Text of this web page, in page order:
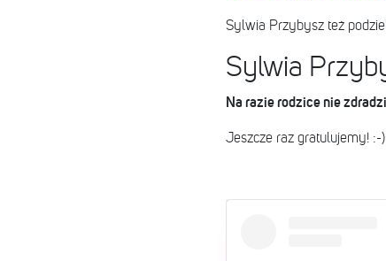
Sylwia Przybysz też
Sylwia
Na razie rodzice nie
Jeszcze raz gratulujemy! :-)